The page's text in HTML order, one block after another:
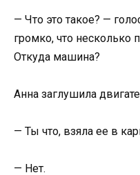
— Что это такое? —
громко, что несколько
Откуда машина?
Анна заглушила
— Ты что, взяла ее в
— Нет.